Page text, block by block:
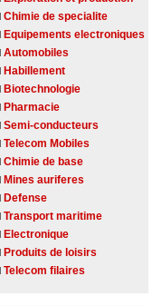
Chimie de specialite
Equipements electroniques
Automobiles
Habillement
Biotechnologie
Pharmacie
Semi-conducteurs
Telecom Mobiles
Chimie de base
Mines auriferes
Defense
Transport maritime
Electronique
Produits de loisirs
Telecom filaires